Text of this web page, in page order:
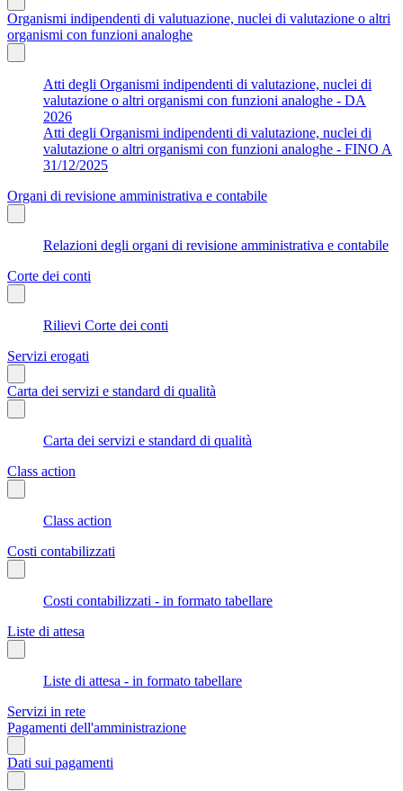
Organismi indipendenti di valutuazione, nuclei di valutazione o altri
organismi con funzioni analoghe
Atti degli Organismi indipendenti di valutazione, nuclei di
valutazione o altri organismi con funzioni analoghe - DA
2026
Atti degli Organismi indipendenti di valutazione, nuclei di
valutazione o altri organismi con funzioni analoghe - FINO A
31/12/2025
Organi di revisione amministrativa e contabile
Relazioni degli organi di revisione amministrativa e contabile
Corte dei conti
Rilievi Corte dei conti
Servizi erogati
Carta dei servizi e standard di qualità
Carta dei servizi e standard di qualità
Class action
Class action
Costi contabilizzati
Costi contabilizzati - in formato tabellare
Liste di attesa
Liste di attesa - in formato tabellare
Servizi in rete
Pagamenti dell'amministrazione
Dati sui pagamenti